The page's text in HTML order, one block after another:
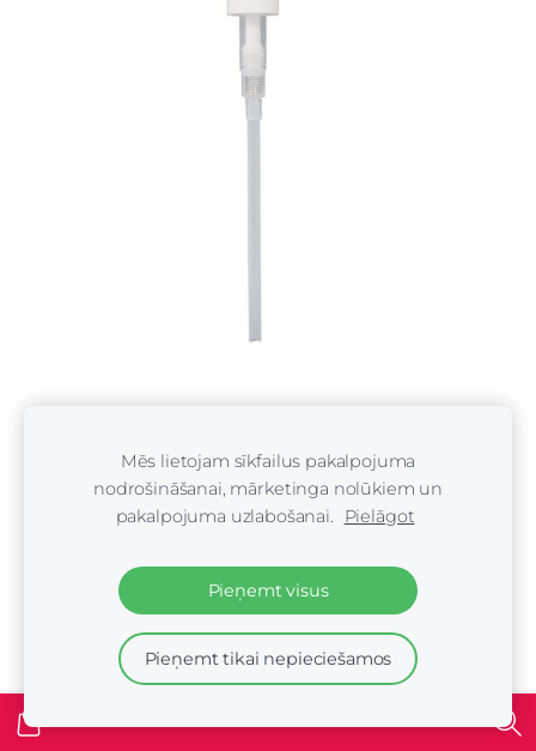
€3.00
Mēs lietojam sīkfailus pakalpojuma
nodrošināšanai, mārketinga nolūkiem un
pakalpojuma uzlabošanai.
Pielāgot
Pieņemt visus
Pieņemt tikai nepieciešamos